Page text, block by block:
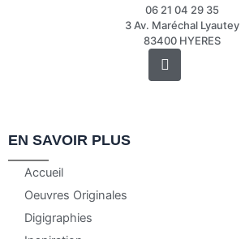
06 21 04 29 35
3 Av. Maréchal Lyautey
83400 HYERES
Instagram
EN SAVOIR PLUS
Accueil
Oeuvres Originales
Digigraphies